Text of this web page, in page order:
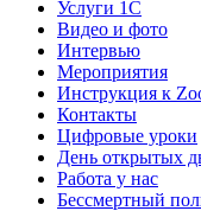
Услуги 1C
Видео и фото
Интервью
Мероприятия
Инструкция к
Контакты
Цифровые уроки
День открытых
Работа у нас
Бессмертный